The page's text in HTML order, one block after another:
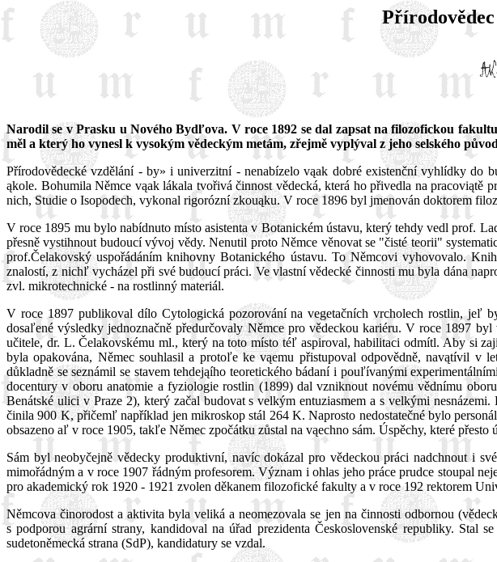
Narodil se v Prasku u Nového Bydľova. V roce 1892 se dal zapsat na filozofickou
měl a který ho vynesl k vysokým vědeckým metám, zřejmě vyplýval z jeho selského
Přírodovědecké vzdělání - by» i univerzitní - nenabízelo vąak dobré existenční vyhlídky
ąkole. Bohumila Němce vąak lákala tvořivá činnost vědecká, která ho přivedla na
nich, Studie o Isopodech, vykonal rigorózní zkouąku. V roce 1896 byl jmenován doktorem
V roce 1895 mu bylo nabídnuto místo asistenta v Botanickém ústavu, který tehdy vedl prof.
přesně vystihnout budoucí vývoj vědy. Nenutil proto Němce věnovat se "čisté teorii"
prof.Čelakovský uspořádáním knihovny Botanického ústavu. To Němcovi vyhovovalo.
znalostí, z nichľ vycházel při své budoucí práci. Ve vlastní vědecké činnosti mu byla dána
zvl. mikrotechnické - na rostlinný materiál.
V roce 1897 publikoval dílo Cytologická pozorování na vegetačních vrcholech rostlin, jeľ
dosaľené výsledky jednoznačně předurčovaly Němce pro vědeckou kariéru. V roce 1897
učitele, dr. L. Čelakovskému ml., který na toto místo téľ aspiroval, habilitaci odmítl. Aby si
byla opakována, Němec souhlasil a protoľe ke vąemu přistupoval odpovědně, navątívil v
důkladně se seznámil se stavem tehdejąího teoretického bádaní i pouľívanými
docentury v oboru anatomie a fyziologie rostlin (1899) dal vzniknout novému vědnímu
Benátské ulici v Praze 2), který začal budovat s velkým entuziasmem a s velkými
činila 900 K, přičemľ například jen mikroskop stál 264 K. Naprosto nedostatečné bylo
obsazeno aľ v roce 1905, takľe Němec zpočátku zůstal na vąechno sám. Úspěchy, které
Sám byl neobyčejně vědecky produktivní, navíc dokázal pro vědeckou práci nadchnout i
mimořádným a v roce 1907 řádným profesorem. Význam i ohlas jeho práce prudce stoupal
pro akademický rok 1920 - 1921 zvolen děkanem filozofické fakulty a v roce 192 rektorem
Němcova činorodost a aktivita byla veliká a neomezovala se jen na činnosti odbornou
s podporou agrární strany, kandidoval na úřad prezidenta Československé republiky.
sudetoněmecká strana (SdP), kandidatury se vzdal.